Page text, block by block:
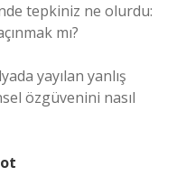
tepkiniz ne olurdu:
mı?
yayılan yanlış
özgüvenini nasıl